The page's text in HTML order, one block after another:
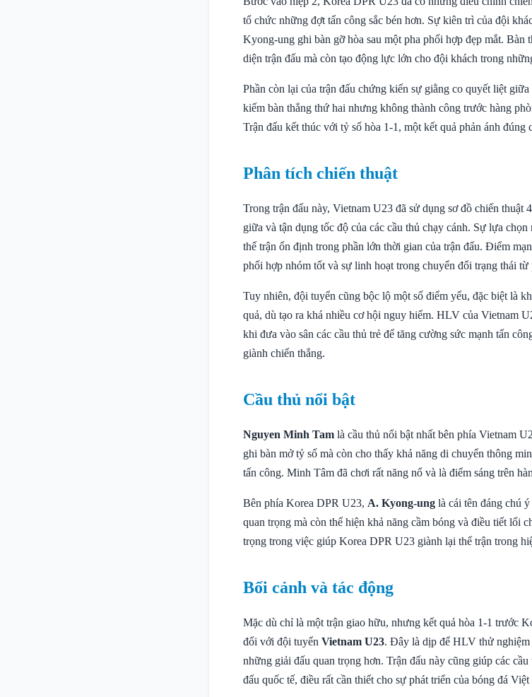
tổ chức những đợt tấn công sắc bén hơn. Sự kiên trì của đội
Kyong-ung ghi bàn gỡ hòa sau một pha phối hợp đẹp mắt. Bàn
diện trận đấu mà còn tạo động lực lớn cho đội khách trong
Phần còn lại của trận đấu chứng kiến sự giằng co quyết liệt
kiếm bàn thắng thứ hai nhưng không thành công trước hàng
Trận đấu kết thúc với tỷ số hòa 1-1, một kết quả phản ánh đúng
Phân tích chiến thuật
Trong trận đấu này, Vietnam U23 đã sử dụng sơ đồ chiến thuật
giữa và tận dụng tốc độ của các cầu thủ chạy cánh. Sự lựa
thế trận ổn định trong phần lớn thời gian của trận đấu. Điểm
phối hợp nhóm tốt và sự linh hoạt trong chuyển đổi trạng thái từ
Tuy nhiên, đội tuyển cũng bộc lộ một số điểm yếu, đặc biệt là
quả, dù tạo ra khá nhiều cơ hội nguy hiểm. HLV của Vietnam
khi đưa vào sân các cầu thủ trẻ để tăng cường sức mạnh tấn
giành chiến thắng.
Cầu thủ nổi bật
Nguyen Minh Tam là cầu thủ nổi bật nhất bên phía Vietnam
ghi bàn mở tỷ số mà còn cho thấy khả năng di chuyển thông
tấn công. Minh Tâm đã chơi rất năng nổ và là điểm sáng trên
Bên phía Korea DPR U23, A. Kyong-ung là cái tên đáng chú
quan trọng mà còn thể hiện khả năng cầm bóng và điều tiết lối
trọng trong việc giúp Korea DPR U23 giành lại thế trận trong
Bối cảnh và tác động
Mặc dù chỉ là một trận giao hữu, nhưng kết quả hòa 1-1 trước
đối với đội tuyển Vietnam U23. Đây là dịp để HLV thử
những giải đấu quan trọng hơn. Trận đấu này cũng giúp các
đấu quốc tế, điều rất cần thiết cho sự phát triển của bóng đá Việt